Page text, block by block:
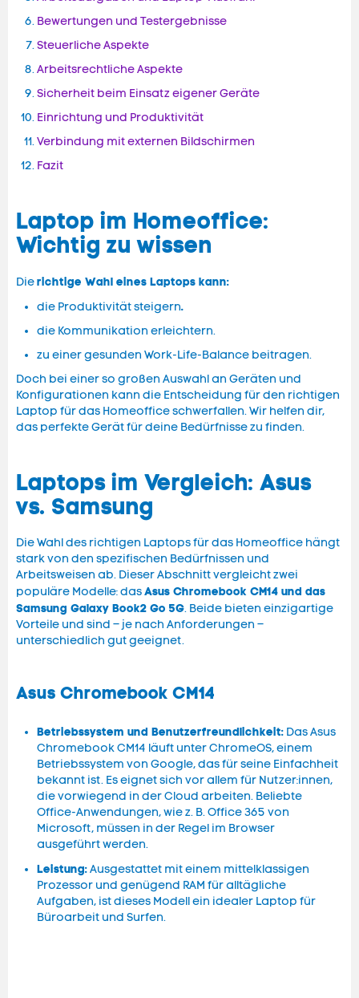
Bewertungen und Testergebnisse
Steuerliche Aspekte
Arbeitsrechtliche Aspekte
Sicherheit beim Einsatz eigener Geräte
Einrichtung und Produktivität
Verbindung mit externen Bildschirmen
Fazit
Laptop im Homeoffice:
Wichtig zu wissen
Dierichtige Wahl eines Laptops kann:
die Produktivität steigern.
die Kommunikation erleichtern.
zu einer gesunden Work-Life-Balance beitragen.
Doch bei einer so großen Auswahl an Geräten und
Konfigurationen kann die Entscheidung für den richtigen
Laptop für das Homeoffice schwerfallen. Wir helfen dir,
das perfekte Gerät für deine Bedürfnisse zu finden.
Laptops im Vergleich: Asus
vs. Samsung
Die Wahl des richtigen Laptops für das Homeoffice hängt
stark von den spezifischen Bedürfnissen und
Arbeitsweisen ab. Dieser Abschnitt vergleicht zwei
populäre Modelle: dasAsus Chromebook CM14 und das
Samsung Galaxy Book2 Go 5G. Beide bieten einzigartige
Vorteile und sind – je nach Anforderungen –
unterschiedlich gut geeignet.
Asus Chromebook CM14
Betriebssystem und Benutzerfreundlichkeit: Das Asus
Chromebook CM14 läuft unter ChromeOS, einem
Betriebssystem von Google, das für seine Einfachheit
bekannt ist. Es eignet sich vor allem für Nutzer:innen,
die vorwiegend in der Cloud arbeiten. Beliebte
Office-Anwendungen, wie z. B. Office 365 von
Microsoft, müssen in der Regel im Browser
ausgeführt werden.
Leistung:Ausgestattet mit einem mittelklassigen
Prozessor und genügend RAM für alltägliche
Aufgaben, ist dieses Modell ein idealer Laptop für
Büroarbeit und Surfen.